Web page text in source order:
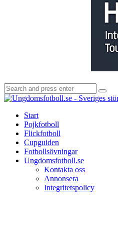
Search
for:
Start
Pojkfotboll
Flickfotboll
Cupguiden
Fotbollsövningar
Ungdomsfotboll.se
Kontakta oss
Annonsera
Integritetspolicy